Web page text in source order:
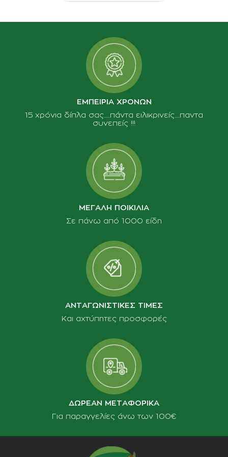
ΕΜΠΕΙΡΙΑ ΧΡΟΝΩΝ
15 χρόνια δίπλα σας......πάντα ειλικρινείς.....παντα
συνεπείς !!!
ΜΕΓΑΛΗ ΠΟΙΚΙΛΙΑ
Σε πάνω από 1000 είδη
ΑΝΤΑΓΩΝΙΣΤΙΚΕΣ ΤΙΜΕΣ
Και αχτύπητες προσφορές
ΔΩΡΕΑΝ ΜΕΤΑΦΟΡΙΚΑ
Για παραγγελίες άνω των 100€